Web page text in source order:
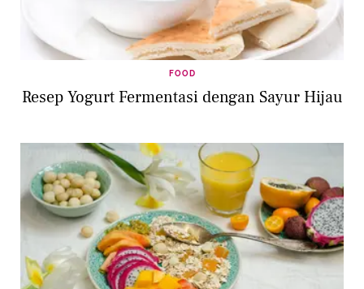
FOOD
Resep Yogurt Fermentasi dengan Sayur Hijau